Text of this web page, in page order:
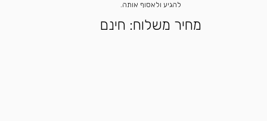
להגיע ולאסוף אותה.
מחיר משלוח: חינם